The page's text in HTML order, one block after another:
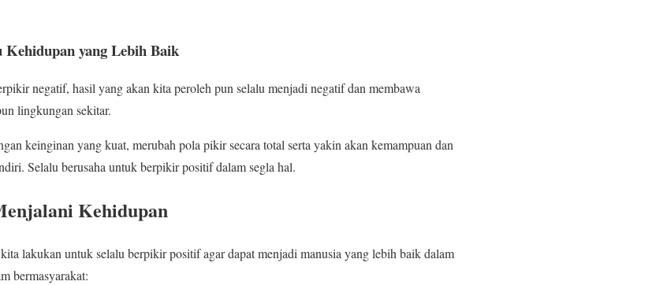
yang Lebih Baik
negatif, hasil yang akan kita peroleh pun selalu menjadi negatif dan membawa
lingkungan sekitar.
keinginan yang kuat, merubah pola pikir secara total serta yakin akan kemampuan dan
Selalu berusaha untuk berpikir positif dalam segla hal.
Kehidupan
lakukan untuk selalu berpikir positif agar dapat menjadi manusia yang lebih baik dalam
bermasyarakat: